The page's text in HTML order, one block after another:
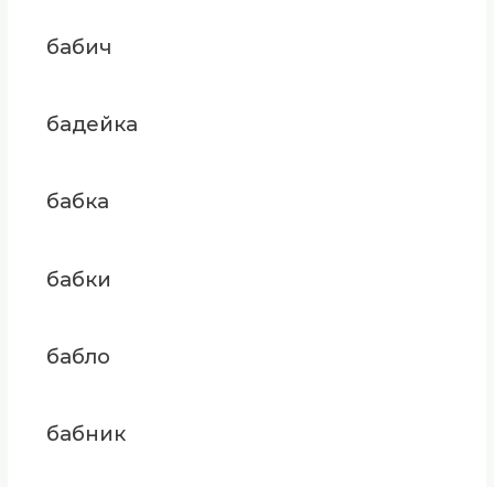
бабич
бадейка
бабка
бабки
бабло
бабник